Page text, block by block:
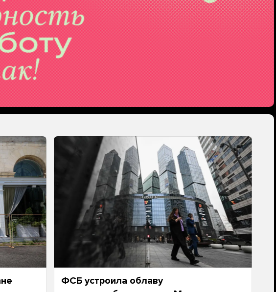
ФСБ устроила облаву